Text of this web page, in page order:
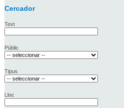
Cercador
Text
Públic
Tipus
Lloc